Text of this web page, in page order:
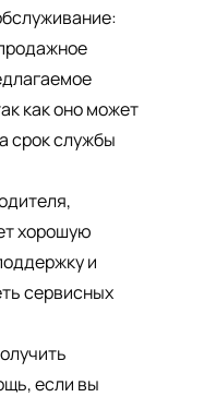
как оно может
срок службы
хорошую
и
сервисных
если вы